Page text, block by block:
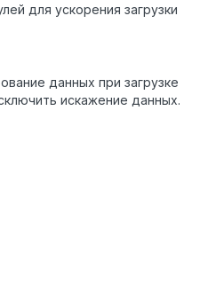
для ускорения загрузки
данных при загрузке
искажение данных.